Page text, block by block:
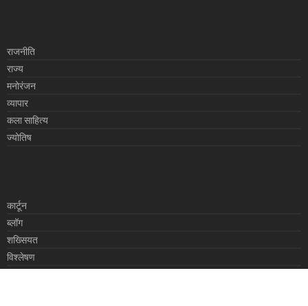
राजनीति
राज्य
मनोरंजन
व्यापार
कला साहित्य
ज्योतिष
कार्टून
ब्लॉग
शख्सियत
विश्लेषण